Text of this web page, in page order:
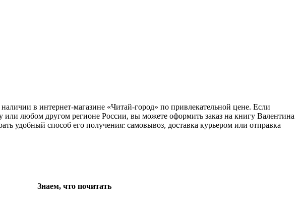
в интернет-магазине «Читай-город» по привлекательной цене. Если
любом другом регионе России, вы можете оформить заказ на книгу Валентина
удобный способ его получения: самовывоз, доставка курьером или отправка
Знаем, что почитать